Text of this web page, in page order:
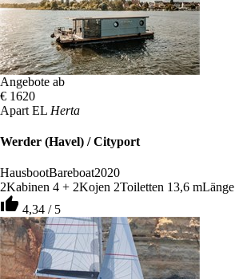
Angebote ab
€ 1620
Apart EL Herta
Werder (Havel) / Cityport
HausbootBareboat2020
2Kabinen 4 + 2Kojen 2Toiletten 13,6 mLänge
thumb_up 4,34 / 5